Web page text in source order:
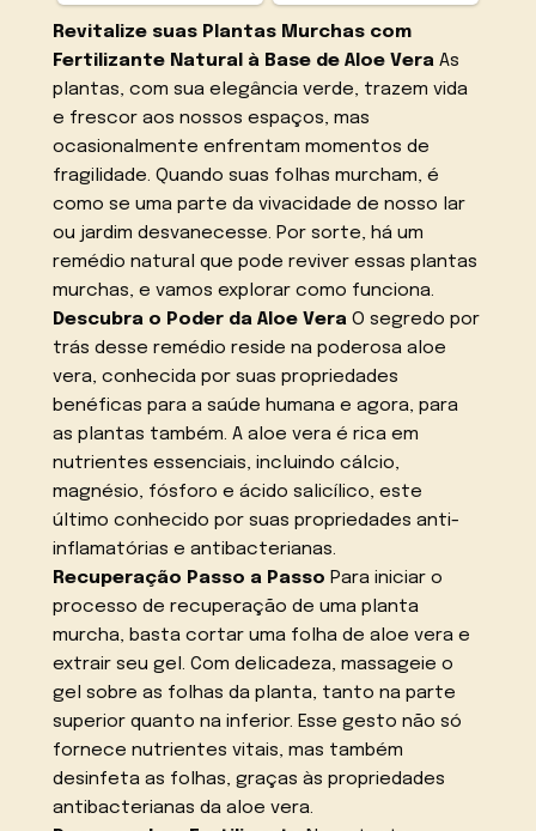
Revitalize suas Plantas Murchas com
Fertilizante Natural à Base de Aloe Vera As
plantas, com sua elegância verde, trazem vida
e frescor aos nossos espaços, mas
ocasionalmente enfrentam momentos de
fragilidade. Quando suas folhas murcham, é
como se uma parte da vivacidade de nosso lar
ou jardim desvanecesse. Por sorte, há um
remédio natural que pode reviver essas plantas
murchas, e vamos explorar como funciona.
Descubra o Poder da Aloe Vera O segredo por
trás desse remédio reside na poderosa aloe
vera, conhecida por suas propriedades
benéficas para a saúde humana e agora, para
as plantas também. A aloe vera é rica em
nutrientes essenciais, incluindo cálcio,
magnésio, fósforo e ácido salicílico, este
último conhecido por suas propriedades anti-
inflamatórias e antibacterianas.
Recuperação Passo a Passo Para iniciar o
processo de recuperação de uma planta
murcha, basta cortar uma folha de aloe vera e
extrair seu gel. Com delicadeza, massageie o
gel sobre as folhas da planta, tanto na parte
superior quanto na inferior. Esse gesto não só
fornece nutrientes vitais, mas também
desinfeta as folhas, graças às propriedades
antibacterianas da aloe vera.